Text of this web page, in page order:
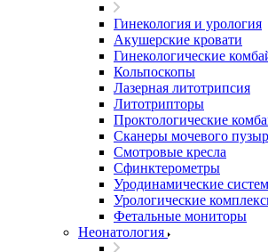
Гинекология и урология
Акушерские кровати
Гинекологические
Кольпоскопы
Лазерная литотрипсия
Литотрипторы
Проктологические
Сканеры мочевого
Смотровые кресла
Сфинктерометры
Уродинамические
Урологические
Фетальные мониторы
Неонатология